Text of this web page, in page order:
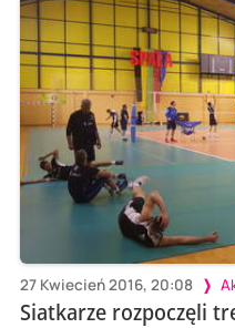
27 Kwiecień 2016, 20:08
Siatkarze rozpoczęli